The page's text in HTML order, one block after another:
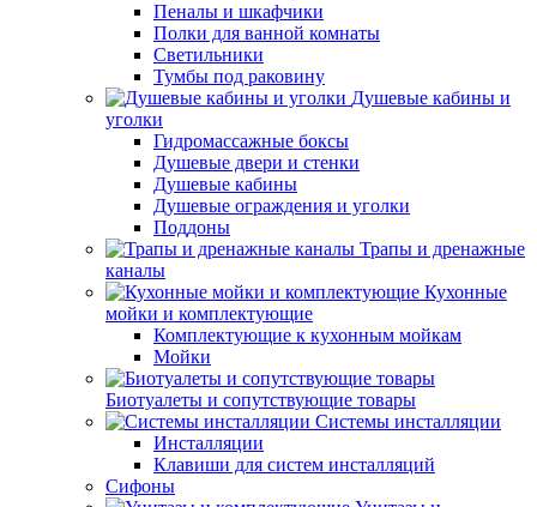
Пеналы и шкафчики
Полки для ванной комнаты
Светильники
Тумбы под раковину
Душевые кабины и
уголки
Гидромассажные боксы
Душевые двери и стенки
Душевые кабины
Душевые ограждения и уголки
Поддоны
Трапы и дренажные
каналы
Кухонные
мойки и комплектующие
Комплектующие к кухонным мойкам
Мойки
Биотуалеты и сопутствующие товары
Системы инсталляции
Инсталляции
Клавиши для систем инсталляций
Сифоны